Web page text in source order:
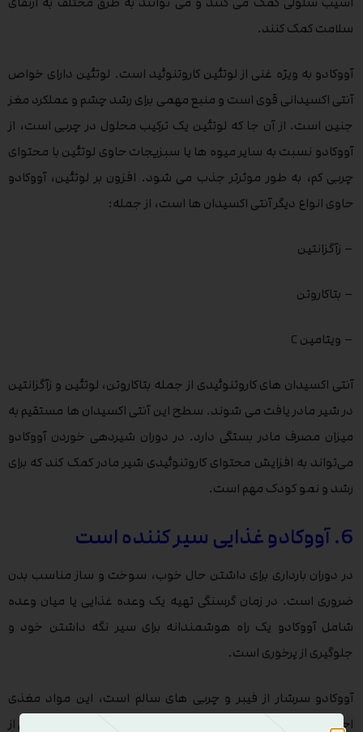
سلامت کمک کنند.
آووکادو به ویژه غنی از لوتئین کاروتنوئید است. لوتئین دارای خواص
آنتی اکسیدانی قوی است و منبع مهمی برای رشد چشم و عملکرد مغز
جنین است. از آن جا که لوتئین یک ترکیب محلول در چربی است، از
آووکادو نسبت به سایر میوه ها یا سبزیجات حاوی لوتئین با محتوای
چربی کم، به طور موثرتر جذب می شود. افزون بر لوتئین، آووکادو
حاوی انواع دیگر آنتی اکسیدان ها است، از جمله:
– زآگزانتین
– بتاکاروتن
– ویتامین C
آنتی اکسیدان های کاروتنوئیدی از جمله بتاکاروتن، لوتئین و زآگزانتین
در شیر مادر یافت می شوند. سطح این آنتی اکسیدان ها مستقیم به
میزان مصرف مادر بستگی دارد. در دوران شیردهی خوردن آووکادو
می‌تواند به افزایش محتوای کاروتنوئیدی شیر مادر کمک کند که برای
رشد و نمو کودک مهم است.
6. آووکادو غذایی سیر کننده است
در دوران بارداری برای داشتن حال خوب، سوخت و ساز مناسب بدن
ضروری است. در زمان گرسنگی تهیه یک وعده غذایی یا میان وعده
شامل آووکادو یک راه هوشمندانه برای سیر نگه داشتن خود و
جلوگیری از پرخوری است.
آووکادو سرشار از فیبر و چربی های سالم است، این مواد مغذی
احساس سیری را تقویت می کنند. انتخاب غذاهای سیرکننده و غنی از